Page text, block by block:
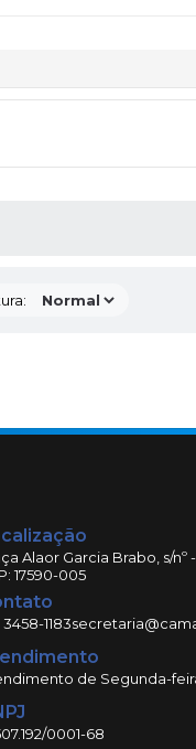
Alaor Garcia Brabo, s/nº
17590-005
3458-1183
de Segunda-feira
0001-68